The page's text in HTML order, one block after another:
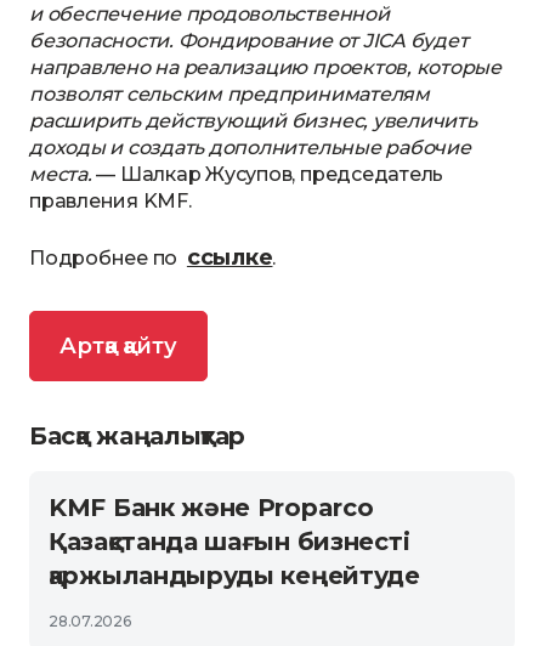
и обеспечение продовольственной
безопасности. Фондирование от JICA будет
направлено на реализацию проектов, которые
позволят сельским предпринимателям
расширить действующий бизнес, увеличить
доходы и создать дополнительные рабочие
места.— Шалкар Жусупов, председатель
правления KMF.
Подробнее по ссылке.
Артқа қайту
Басқа жаңалықтар
KMF Банк және Proparco
Қазақстанда шағын бизнесті
қаржыландыруды кеңейтуде
28.07.2026